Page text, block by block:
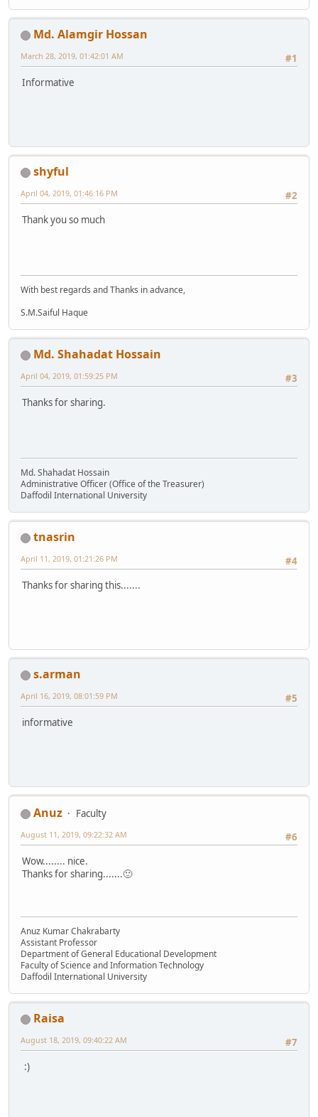
Md. Alamgir Hossan
#1
March 28, 2019, 01:42:01 AM
Informative
shyful
#2
April 04, 2019, 01:46:16 PM
Thank you so much
With best regards and Thanks in advance,
S.M.Saiful Haque
Md. Shahadat Hossain
#3
April 04, 2019, 01:59:25 PM
Thanks for sharing.
Md. Shahadat Hossain
Administrative Officer (Office of the Treasurer)
Daffodil International University
tnasrin
#4
April 11, 2019, 01:21:26 PM
Thanks for sharing this.......
s.arman
#5
April 16, 2019, 08:01:59 PM
informative
Anuz
Faculty
#6
August 11, 2019, 09:22:32 AM
Wow........ nice.
Thanks for sharing.......🙂
Anuz Kumar Chakrabarty
Assistant Professor
Department of General Educational Development
Faculty of Science and Information Technology
Daffodil International University
Raisa
#7
August 18, 2019, 09:40:22 AM
:)